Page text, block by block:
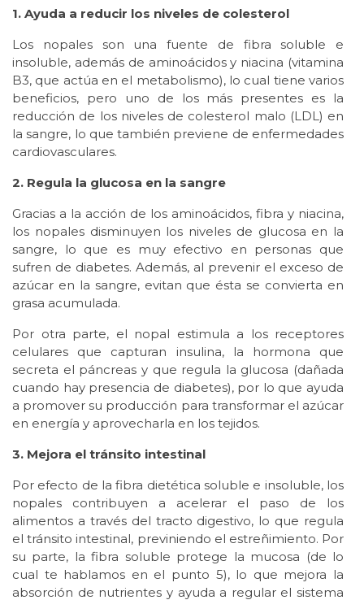
1. Ayuda a reducir los niveles de colesterol
Los nopales son una fuente de fibra soluble e
insoluble, además de aminoácidos y niacina (vitamina
B3, que actúa en el metabolismo), lo cual tiene varios
beneficios, pero uno de los más presentes es la
reducción de los niveles de colesterol malo (LDL) en
la sangre, lo que también previene de enfermedades
cardiovasculares.
2. Regula la glucosa en la sangre
Gracias a la acción de los aminoácidos, fibra y niacina,
los nopales disminuyen los niveles de glucosa en la
sangre, lo que es muy efectivo en personas que
sufren de diabetes. Además, al prevenir el exceso de
azúcar en la sangre, evitan que ésta se convierta en
grasa acumulada.
Por otra parte, el nopal estimula a los receptores
celulares que capturan insulina, la hormona que
secreta el páncreas y que regula la glucosa (dañada
cuando hay presencia de diabetes), por lo que ayuda
a promover su producción para transformar el azúcar
en energía y aprovecharla en los tejidos.
3. Mejora el tránsito intestinal
Por efecto de la fibra dietética soluble e insoluble, los
nopales contribuyen a acelerar el paso de los
alimentos a través del tracto digestivo, lo que regula
el tránsito intestinal, previniendo el estreñimiento. Por
su parte, la fibra soluble protege la mucosa (de lo
cual te hablamos en el punto 5), lo que mejora la
absorción de nutrientes y ayuda a regular el sistema